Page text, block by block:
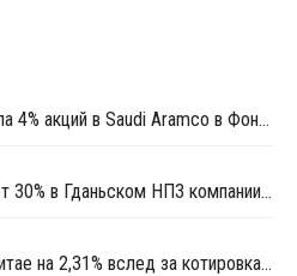
Саудовская Аравия передала 4% акций в Saudi Aramco в Фонд национального благосостояния
Польский PKN Orlen продает 30% в Гданьском НПЗ компании Saudi Aramco
Фьючерсы ПП выросли в Китае на 2,31% вслед за котировками сырой нефти